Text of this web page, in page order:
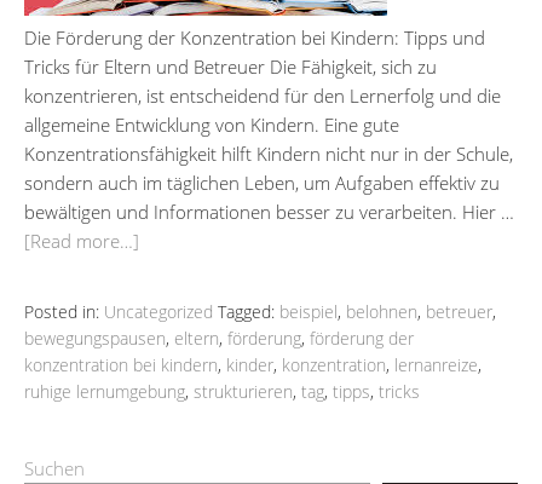
Die Förderung der Konzentration bei Kindern: Tipps und
Tricks für Eltern und Betreuer Die Fähigkeit, sich zu
konzentrieren, ist entscheidend für den Lernerfolg und die
allgemeine Entwicklung von Kindern. Eine gute
Konzentrationsfähigkeit hilft Kindern nicht nur in der Schule,
sondern auch im täglichen Leben, um Aufgaben effektiv zu
bewältigen und Informationen besser zu verarbeiten. Hier …
[Read more…]
Posted in: Uncategorized Tagged: beispiel, belohnen, betreuer,
bewegungspausen, eltern, förderung, förderung der
konzentration bei kindern, kinder, konzentration, lernanreize,
ruhige lernumgebung, strukturieren, tag, tipps, tricks
Suchen